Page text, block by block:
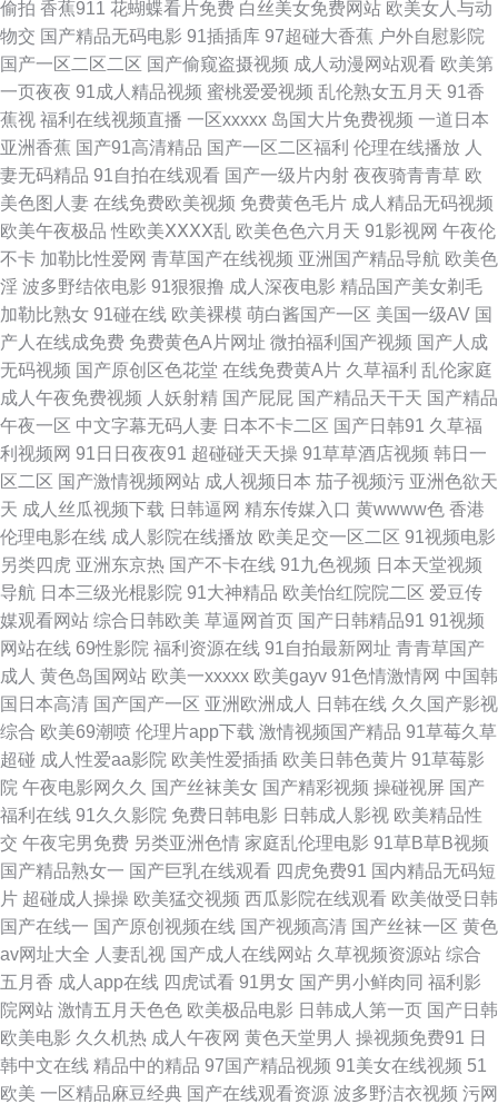
花 超碰自拍99 天堂网成人在线 香蕉视频污版 亚洲视频日韩中文 国产AV线
上 久草香蕉95 久操婷婷福利姬 老司机你懂得网站 欧美成人TV一区 欧美一
级二级 欧美中字 欧美精品3 欧美下面网站内射 女同肛交综合网 日韩三级精
品 深夜福利观看下 色色午夜影院 熟妇丝袜诱惑 天天干精品一区 日日操操操
日韩福利视频导航 三级片网页 五月婷婷六月花 AV成网址 国产老熟女ass 激
情小视频91 久草久爱 久草夜福利 欧美sss 日屄导航 97超碰青娱乐 A级超碰
av网站 成人影片大香蕉 国产精品情侣自拍 韩国OK影院麻豆 欧美特黄AAA
欧美日韩精品国产 日韩乱子伦 日韩资源网 天天射婷婷操 香蕉污视频下载 在
线免费小视频 3级片另类 91AV国产精品 中文字幕三级伦理 97午夜啪啪视频
超碰不卡 超碰在线一起 传媒福利导航 丁香香蕉网 大香蕉网伊 美国性福福利
导航 欧美久久综合伊人 青青草导航 日韩黄色网址 亚洲狼人 亚洲伊人网站
91经典视频观看 91在线观看资源 AV天堂福利 超碰96 成人天堂网 红桃伦理
影院 久久青草av 久久资源总站 欧美性交派对 欧美婷婷综合 人人超超碰 日韩
精品视频网址 五月综合淫淫网 五月天资源站 无码破解无码破解 婷婷午夜剧
场 四虎怎么播放失败 91久久久 91九色国产 97伊人网 97在线视频亚洲 白丝
喷水91网站 超碰大香蕉91 肏屄电影天堂 操逼av资源网 操丝袜美腿人妻 含
羞草黄影院 久久在6国 亚洲口工视频网址 超碰欧美碰 欧美人妖射精 91夫妻
看篇 国产110页浮力 欧州成人一三区 伊人大香蕉黄色 久草在线资源网 亚洲
成人免费电影 国内秘果久久 91大香蕉探花 黄色福利导航 亚洲3级电影 草莓
com 日韩色综合网 91人操人 美女被强 亚州三级片 91偷拍视频网址 国产性
偷拍 香蕉911 花蝴蝶看片免费 白丝美女免费网站 欧美女人与动
物交 国产精品无码电影 91插插库 97超碰大香蕉 户外自慰影院
国产一区二区二区 国产偷窥盗摄视频 成人动漫网站观看 欧美第
一页夜夜 91成人精品视频 蜜桃爱爱视频 乱伦熟女五月天 91香
蕉视 福利在线视频直播 一区xxxxx 岛国大片免费视频 一道日本
亚洲香蕉 国产91高清精品 国产一区二区福利 伦理在线播放 人
妻无码精品 91自拍在线观看 国产一级片内射 夜夜骑青青草 欧
美色图人妻 在线免费欧美视频 免费黄色毛片 成人精品无码视频
欧美午夜极品 性欧美ⅩⅩⅩⅩ乱 欧美色色六月天 91影视网 午夜伦
不卡 加勒比性爱网 青草国产在线视频 亚洲国产精品导航 欧美色
淫 波多野结依电影 91狠狠撸 成人深夜电影 精品国产美女剃毛
加勒比熟女 91碰在线 欧美裸模 萌白酱国产一区 美国一级AV 国
产人在线成免费 免费黄色A片网址 微拍福利国产视频 国产人成
无码视频 国产原创区色花堂 在线免费黄A片 久草福利 乱伦家庭
成人午夜免费视频 人妖射精 国产屁屁 国产精品天干天 国产精品
午夜一区 中文字幕无码人妻 日本不卡二区 国产日韩91 久草福
利视频网 91日日夜夜91 超碰碰天天操 91草草酒店视频 韩日一
区二区 国产激情视频网站 成人视频日本 茄子视频污 亚洲色欲天
天 成人丝瓜视频下载 日韩逼网 精东传媒入口 黄wwww色 香港
伦理电影在线 成人影院在线播放 欧美足交一区二区 91视频电影
另类四虎 亚洲东京热 国产不卡在线 91九色视频 日本天堂视频
导航 日本三级光棍影院 91大神精品 欧美怡红院院二区 爱豆传
媒观看网站 综合日韩欧美 草逼网首页 国产日韩精品91 91视频
网站在线 69性影院 福利资源在线 91自拍最新网址 青青草国产
成人 黄色岛国网站 欧美一xxxxx 欧美gayv 91色情激情网 中国韩
国日本高清 国产国产一区 亚洲欧洲成人 日韩在线 久久国产影视
综合 欧美69潮喷 伦理片app下载 激情视频国产精品 91草莓久草
超碰 成人性爱aa影院 欧美性爱插插 欧美日韩色黄片 91草莓影
院 午夜电影网久久 国产丝袜美女 国产精彩视频 操碰视屏 国产
福利在线 91久久影院 免费日韩电影 日韩成人影视 欧美精品性
交 午夜宅男免费 另类亚洲色情 家庭乱伦理电影 91草B草B视频
国产精品熟女一 国产巨乳在线观看 四虎免费91 国内精品无码短
片 超碰成人操操 欧美猛交视频 西瓜影院在线观看 欧美做受日韩
国产在线一 国产原创视频在线 国产视频高清 国产丝袜一区 黄色
av网址大全 人妻乱视 国产成人在线网站 久草视频资源站 综合
五月香 成人app在线 四虎试看 91男女 国产男小鲜肉同 福利影
院网站 激情五月天色色 欧美极品电影 日韩成人第一页 国产日韩
欧美电影 久久机热 成人午夜网 黄色天堂男人 操视频免费91 日
韩中文在线 精品中的精品 97国产精品视频 91美女在线视频 51
欧美 一区精品麻豆经典 国产在线观看资源 波多野洁衣视频 污网